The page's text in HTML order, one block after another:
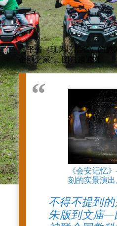
广平省（现为广治省）的
金刚之家”。图自越通社
《会安记忆
刻的实景演
不得不提到
朱版到文庙—